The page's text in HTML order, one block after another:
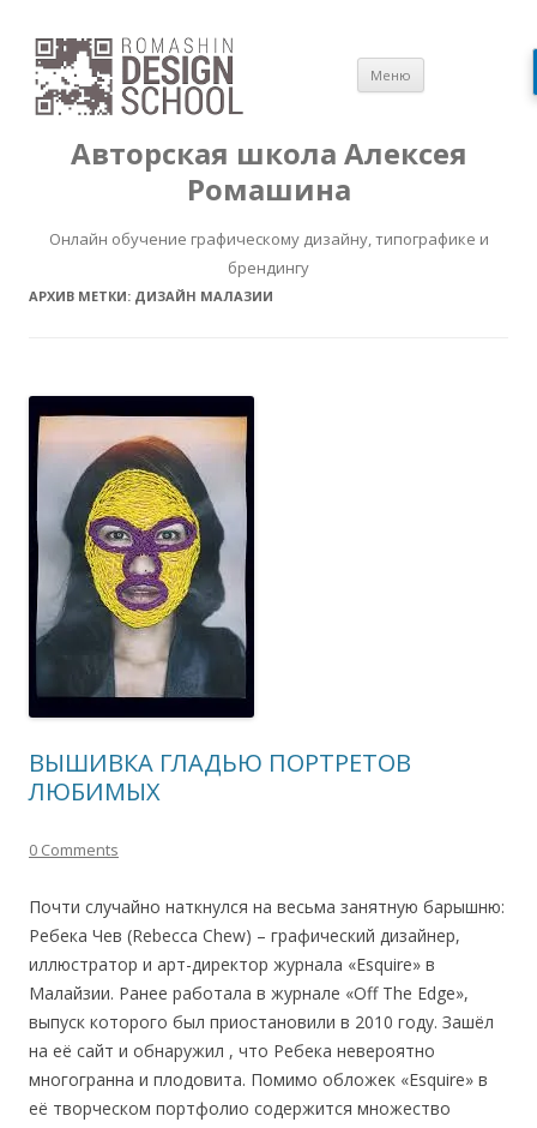
Авторская школа Алексея
Ромашина
Онлайн обучение графическому дизайну, типографике и
брендингу
Меню
содержимому
АРХИВ МЕТКИ: ДИЗАЙН МАЛАЗИИ
ВЫШИВКА ГЛАДЬЮ ПОРТРЕТОВ
ЛЮБИМЫХ
0 Comments
Почти случайно наткнулся на весьма занятную барышню:
Ребека Чев (Rebecca Chew) – графический дизайнер,
иллюстратор и арт-директор журнала «Esquire» в
Малайзии. Ранее работала в журнале «Off The Edge»,
выпуск которого был приостановили в 2010 году. Зашёл
на её сайт и обнаружил , что Ребека невероятно
многогранна и плодовита. Помимо обложек «Esquire» в
её творческом портфолио содержится множество